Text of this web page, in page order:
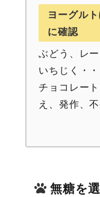
ヨーグル
に確認
ぶどう、レ
いちじく・
チョコレー
え、発作、
無糖を